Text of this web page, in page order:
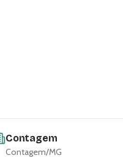
Contagem
Contagem/MG